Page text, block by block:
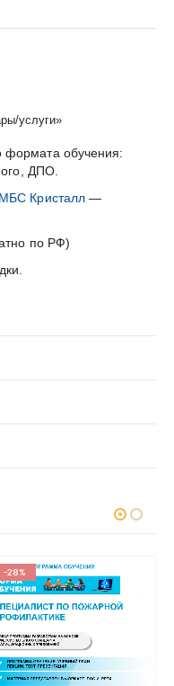
услуги»
формата обучения:
ДПО.
Кристалл—
по РФ)
-28%